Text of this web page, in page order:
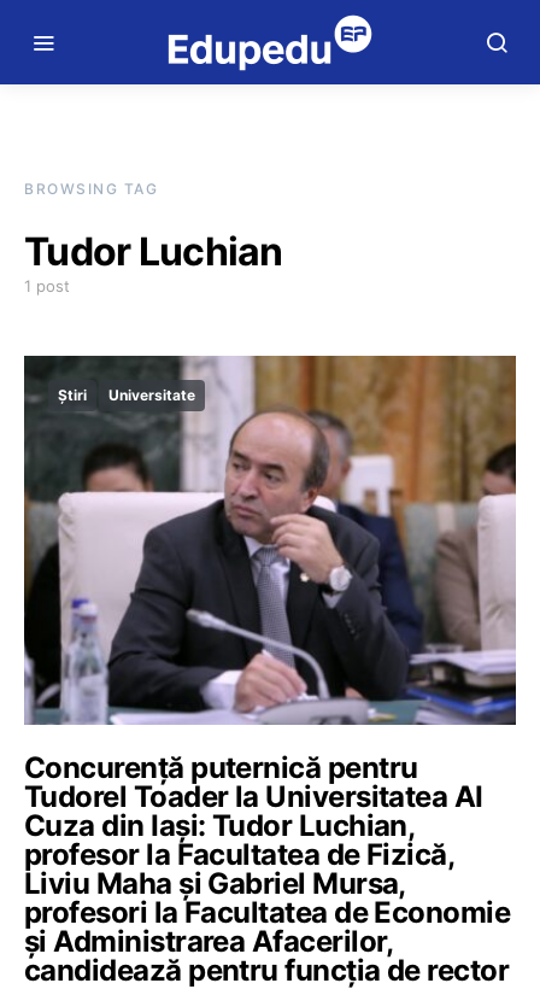
BROWSING TAG
Tudor Luchian
1 post
Știri Universitate
Concurență puternică pentru
Tudorel Toader la Universitatea AI
Cuza din Iași: Tudor Luchian,
profesor la Facultatea de Fizică,
Liviu Maha şi Gabriel Mursa,
profesori la Facultatea de Economie
şi Administrarea Afacerilor,
candidează pentru funcția de rector